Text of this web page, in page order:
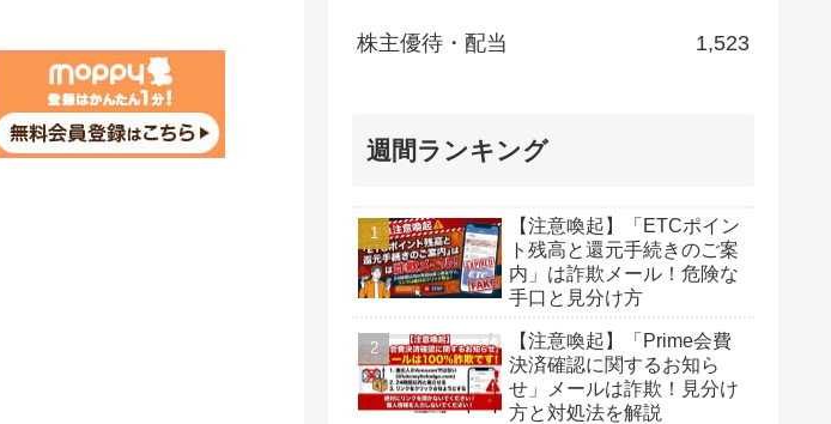
株主優待・配当 1,523
週間ランキング
【注意喚起】「ETCポイン
ト残高と還元手続きのご案
内」は詐欺メール！危険な
手口と見分け方
【注意喚起】「Prime会費
決済確認に関するお知ら
せ」メールは詐欺！見分け
方と対処法を解説